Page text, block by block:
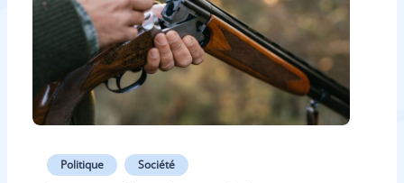
Politique Société